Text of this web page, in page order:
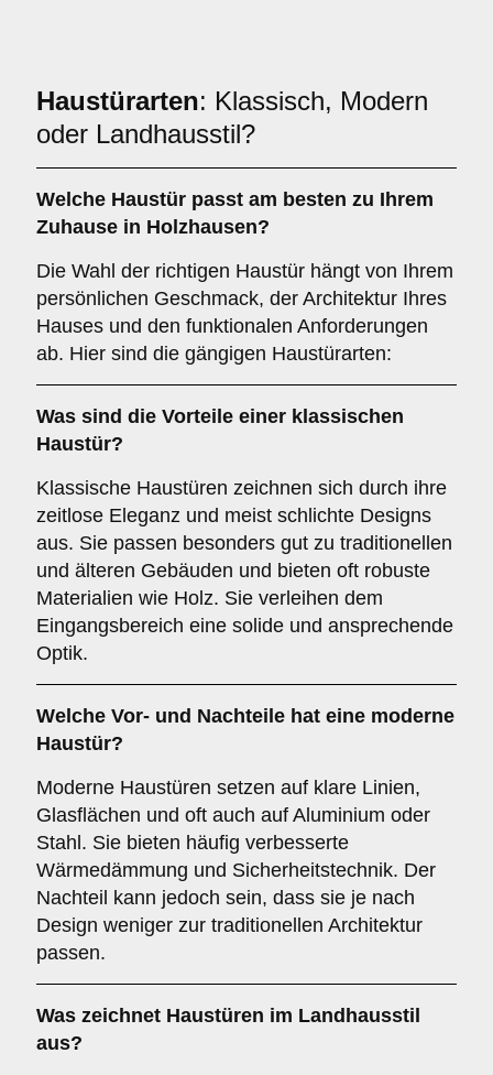
Haustürarten: Klassisch, Modern
oder Landhausstil?
Welche Haustür passt am besten zu Ihrem
Zuhause in Holzhausen?
Die Wahl der richtigen Haustür hängt von Ihrem
persönlichen Geschmack, der Architektur Ihres
Hauses und den funktionalen Anforderungen
ab. Hier sind die gängigen Haustürarten:
Was sind die Vorteile einer klassischen
Haustür?
Klassische Haustüren zeichnen sich durch ihre
zeitlose Eleganz und meist schlichte Designs
aus. Sie passen besonders gut zu traditionellen
und älteren Gebäuden und bieten oft robuste
Materialien wie Holz. Sie verleihen dem
Eingangsbereich eine solide und ansprechende
Optik.
Welche Vor- und Nachteile hat eine moderne
Haustür?
Moderne Haustüren setzen auf klare Linien,
Glasflächen und oft auch auf Aluminium oder
Stahl. Sie bieten häufig verbesserte
Wärmedämmung und Sicherheitstechnik. Der
Nachteil kann jedoch sein, dass sie je nach
Design weniger zur traditionellen Architektur
passen.
Was zeichnet Haustüren im Landhausstil
aus?